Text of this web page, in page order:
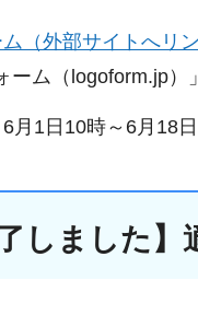
（外部サイトへリン
ーム（logoform.jp）
月1日10時～6月18
了しました